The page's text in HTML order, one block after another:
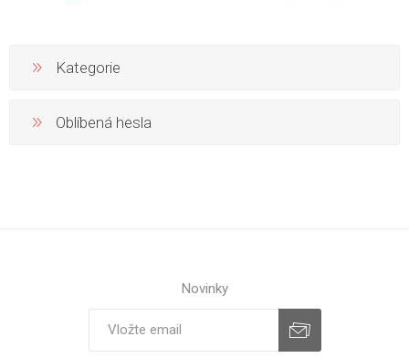
Kategorie
Oblíbená hesla
Novinky